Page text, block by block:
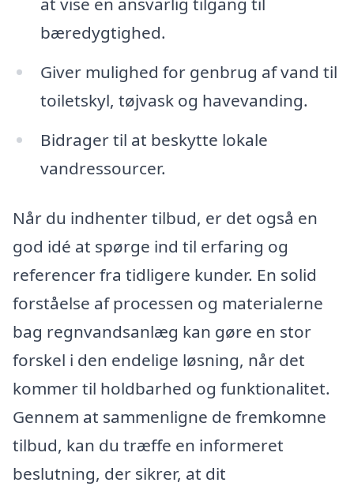
bæredygtighed.
Giver mulighed for genbrug af vand til
toiletskyl, tøjvask og havevanding.
Bidrager til at beskytte lokale
vandressourcer.
Når du indhenter tilbud, er det også en
god idé at spørge ind til erfaring og
referencer fra tidligere kunder. En solid
forståelse af processen og materialerne
bag regnvandsanlæg kan gøre en stor
forskel i den endelige løsning, når det
kommer til holdbarhed og funktionalitet.
Gennem at sammenligne de fremkomne
tilbud, kan du træffe en informeret
beslutning, der sikrer, at dit